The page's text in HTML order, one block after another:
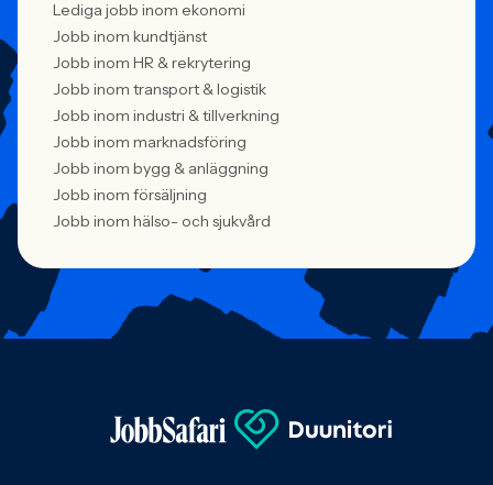
Lediga jobb inom ekonomi
Jobb inom kundtjänst
Jobb inom HR & rekrytering
Jobb inom transport & logistik
Jobb inom industri & tillverkning
Jobb inom marknadsföring
Jobb inom bygg & anläggning
Jobb inom försäljning
Jobb inom hälso- och sjukvård